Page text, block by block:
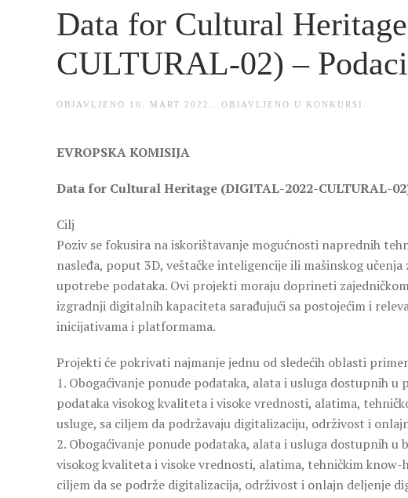
Data for Cultural
CULTURAL-02) –
OBJAVLJENO 10. MART 2022. . OBJAVLJENO U KONKURSI
EVROPSKA KOMISIJA
Data for Cultural Heritage (DIGITAL-2022-CULTURAL-
Cilj
Poziv se fokusira na iskorištavanje mogućnosti naprednih
nasleđa, poput 3D, veštačke inteligencije ili mašinskog
upotrebe podataka. Ovi projekti moraju doprineti
izgradnji digitalnih kapaciteta sarađujući sa postojećim i
inicijativama i platformama.
Projekti će pokrivati najmanje jednu od sledećih oblasti
1. Obogaćivanje ponude podataka, alata i usluga dostupnih
podataka visokog kvaliteta i visoke vrednosti, alatima,
usluge, sa ciljem da podržavaju digitalizaciju, održivost i
2. Obogaćivanje ponude podataka, alata i usluga dostupnih
visokog kvaliteta i visoke vrednosti, alatima, tehničkim
ciljem da se podrže digitalizacija, održivost i onlajn deljenje